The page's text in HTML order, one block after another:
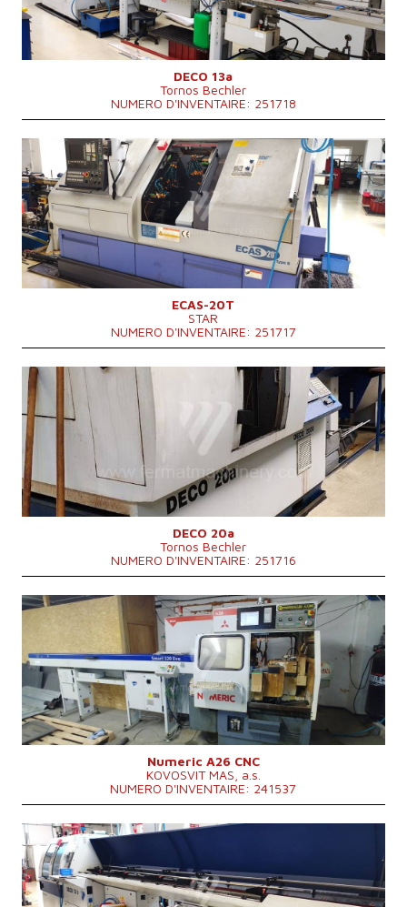
DECO 13a
Tornos Bechler
NUMERO D'INVENTAIRE: 251718
Année de production:
2008
Longueur de la piece maxi
mm
Diametre circulant au dessus de litmm
Poids totale de la machine
4850 kg
Système de contrôle
OUI
Système de contrôle Siemens
Dimensions hors tout
2588x1150x1765 mm
Vitesse de broche
0 - 10000 /min.
ECAS-20T
STAR
NUMERO D'INVENTAIRE: 251717
Année de production:
Longueur de la piece maxi
200 mm
Diametre circulant au dessus de lit
Système de contrôle
OUI
Système de contrôle Fanuc
Dimensions hors tout
2270x1650x2200(2500) mm
Poids totale de la machine
3500 kg
DECO 20a
Tornos Bechler
NUMERO D'INVENTAIRE: 251716
Année de production:
0
Longueur de la piece maxi
3000 mm
Diametre circulant au dessus de lit 22 mm
Système de contrôle
OUI
Système de contrôle Mitsubishi
Poids totale de la machine
1850 kg
Dimensions hors tout
2370x1105x1890 mm
Vitesse de broche
50 - 7000 /min.
Numeric A26 CNC
KOVOSVIT MAS, a.s.
NUMERO D'INVENTAIRE: 241537
Année de production:
Longueur de la piece maxi
Diametre circulant au dessus de litmm
Poids totale de la machine
3000 kg